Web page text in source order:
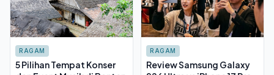
RAGAM
5 Pilihan Tempat Konser
RAGAM
Review Samsung Galaxy